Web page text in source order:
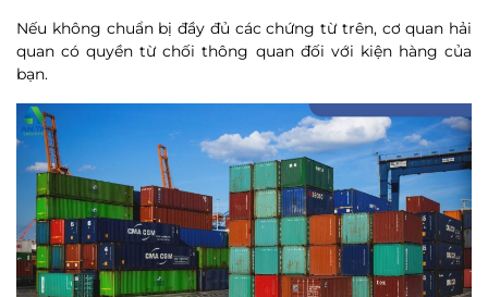
Nếu không chuẩn bị đầy đủ các chứng từ trên, cơ quan hải
quan có quyền từ chối thông quan đối với kiện hàng của
bạn.